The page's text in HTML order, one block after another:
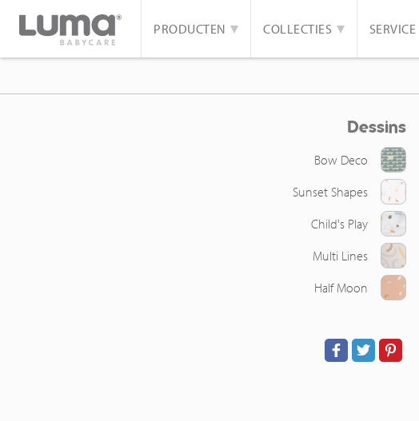
PRODUCTEN COLLECTIES SERVICE
Dessins
Bow Deco
Sunset Shapes
Child's Play
Multi Lines
Half Moon